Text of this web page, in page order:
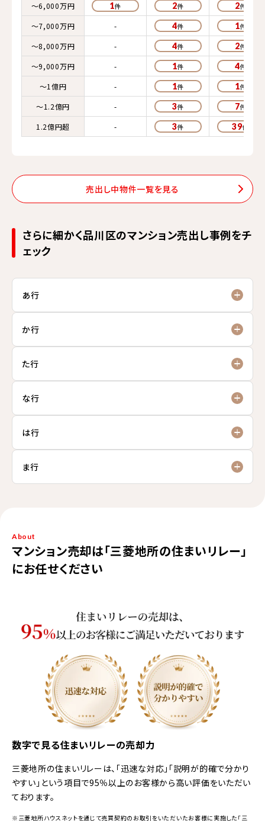
～6,000万円
1 2
2
～7,000万円
- 4
1
～8,000万円
- 4
2
～9,000万円
- 1
4
～1億円
- 1
1
～1.2億円
- 3
7
1.2億円超
- 3 39
売出し中物件一覧を見る
さらに細かく品川区のマンション売出し事例をチ
ェック
あ行
か行
た行
な行
は行
ま行
About
マンション売却は「三菱地所の住まいリレー」
にお任せください
数字で見る住まいリレーの売却力
三菱地所の住まいリレーは、「迅速な対応」「説明が的確で分かり
やすい」という項目で95％以上のお客様から高い評価をいただい
ております。
※三菱地所ハウスネットを通じて売買契約のお取引をいただいたお客様に実施した「三